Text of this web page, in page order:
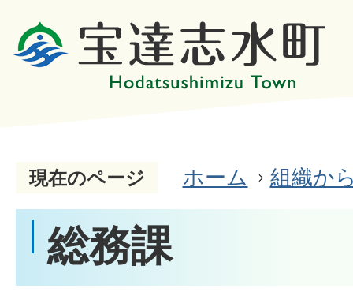
現在のページ ホーム 組織か
総務課